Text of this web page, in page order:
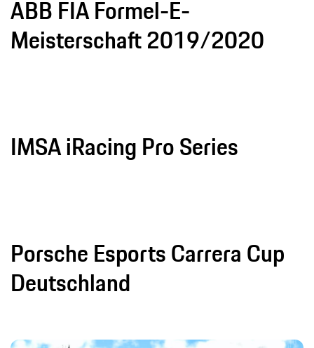
ABB FIA Formel-E-
Meisterschaft 2019/2020
IMSA iRacing Pro Series
Porsche Esports Carrera Cup
Deutschland